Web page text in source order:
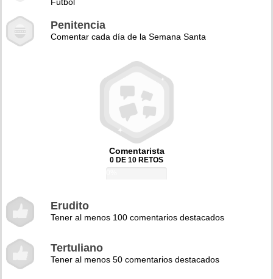
Penitencia
Comentar cada día de la Semana Santa
Comentarista
0 DE 10 RETOS
Erudito
Tener al menos 100 comentarios destacados
Tertuliano
Tener al menos 50 comentarios destacados